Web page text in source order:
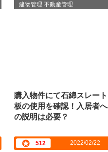
建物管理 不動産管理
購入物件にて石綿スレート
板の使用を確認！入居者へ
の説明は必要？
512 2022/02/22